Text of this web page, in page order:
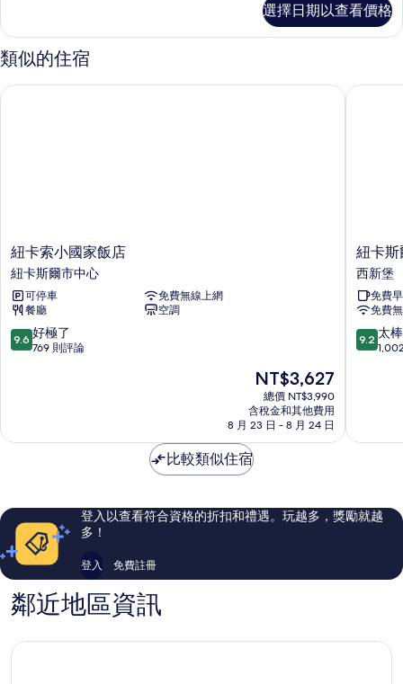
所
有
相
間
的
詳
的
所
有
相
客
房,
多
床
選擇日期以查看價格
類似的住宿
紐
卡
索
小
國
家
飯
市
紐卡索小國家飯店
紐卡斯爾市中心
可停車
免費無線上網
餐廳
空調
9.6
分，
極
評
論
9.6 好極了
769 則評論
現
在
價
格
為
NT$3,627
總價 NT$3,990
含稅金和其他費用
8 月 23 日 - 8 月 24 日
紐卡索小國家飯店
紐
卡
斯
爾
智
選
假
下
新
堡
紐卡斯
西新堡
免費
免費
9.2
分，
棒
評
論
9.2 太
紐卡斯
比較類似住宿
登入以查看符合資格的折扣和禮遇。玩越多，獎勵就越
多！
登入 免費註冊
鄰近地區資訊